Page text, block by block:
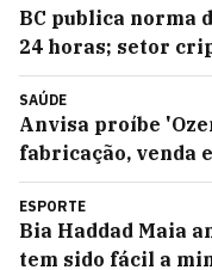
BC publica norma
24 horas; setor
SAÚDE
Anvisa proíbe
fabricação, venda
ESPORTE
Bia Haddad Maia
tem sido fácil a